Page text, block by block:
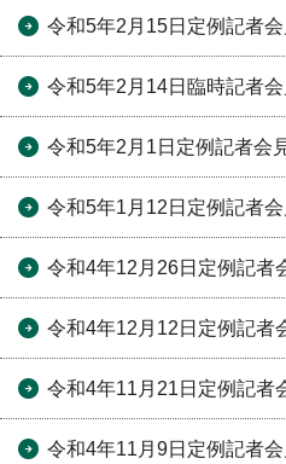
令和5年2月15日定例記者会
令和5年2月14日臨時記者会
令和5年2月1日定例記者会
令和5年1月12日定例記者会
令和4年12月26日定例記者
令和4年12月12日定例記者
令和4年11月21日定例記者
令和4年11月9日定例記者会